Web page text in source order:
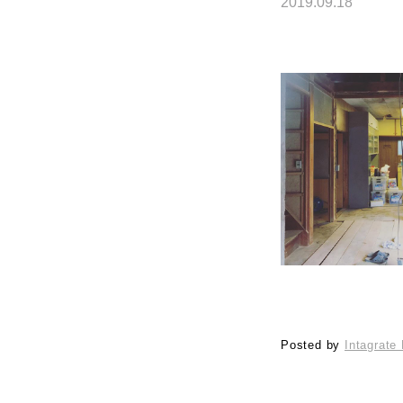
Posted by Intagrate